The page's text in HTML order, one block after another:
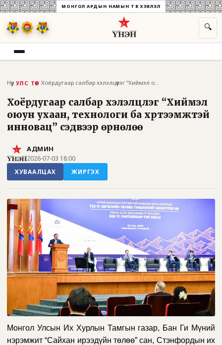
МОНГОЛ АРДЫН НАМЫН ТӨВ ХЭВЛЭЛ
🔍
Нүүр УЛС ТӨР › Хоёрдугаар салбар хэлэлцүүлэг “Хиймэл ою...
Хоёрдугаар салбар хэлэлцүүлэг “Хиймэл
оюун ухаан, технологи ба хүртээмжтэй
инновац” сэдвээр өрнөлөө
АДМИН
2026-07-03 18:00
ХУВААЛЦАХ
ЖИРГЭХ
Монгол Улсын Их Хурлын Тамгын газар, Бан Ги Мүний
нэрэмжит “Сайхан ирээдүйн төлөө” сан, Стэнфордын их